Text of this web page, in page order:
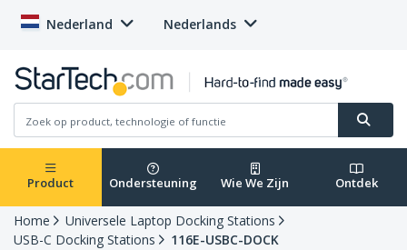
Nederland Nederlands
Product Ondersteuning Wie We Zijn Ontdek
Home
Universele Laptop Docking Stations
USB-C Docking Stations
116E-USBC-DOCK